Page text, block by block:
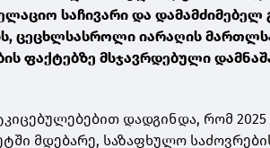
საჩივარი და დამამძიმებელ
ცეცხლსასროლი იარაღის
ფაქტებზე მსჯავრდებული
დადგინდა, რომ
მდებარე, საზაფხულო